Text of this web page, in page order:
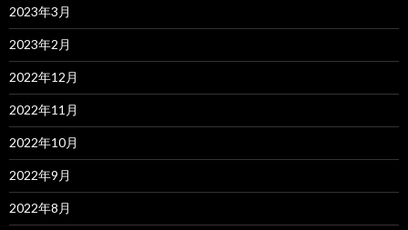
2023年3月
2023年2月
2022年12月
2022年11月
2022年10月
2022年9月
2022年8月